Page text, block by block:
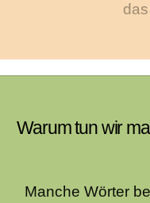
Warum tun wir
Manche Wörter